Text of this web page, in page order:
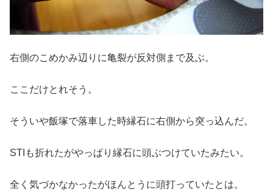
右側のこめかみ辺りに亀裂が反対側まで及ぶ。
ここだけとれそう。
そういや飯塚で落車した時縁石に右側から突っ込んだ。
STIも折れたがやっぱり縁石に頭ぶつけていたみたい。
全く気づかなかったがほんとうに頭打っていたとは。